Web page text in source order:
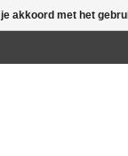
akkoord met het